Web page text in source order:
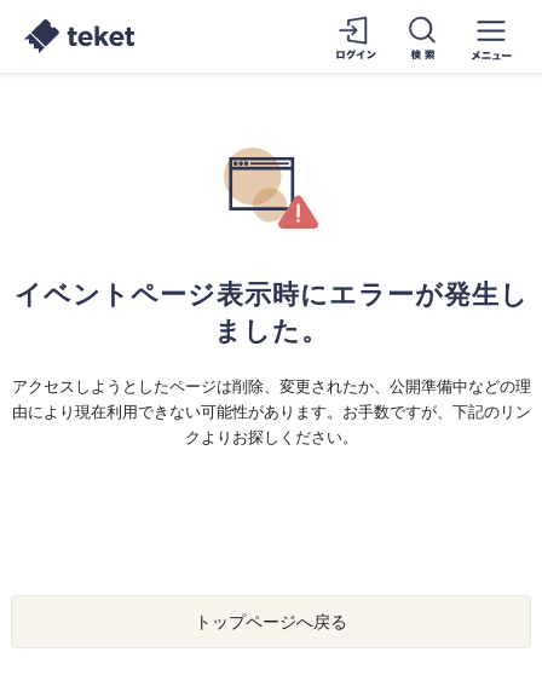
イベントページ表示時にエラーが発生し
ました。
アクセスしようとしたページは削除、変更されたか、公開準備中などの理
由により現在利用できない可能性があります。お手数ですが、下記のリン
クよりお探しください。
トップページへ戻る